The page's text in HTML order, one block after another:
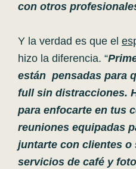
con otros
Y la verdad es que el
hizo la diferencia. “
están pensadas para
full sin distracciones.
para enfocarte en tus
reuniones equipadas
juntarte con clientes o
servicios de café y